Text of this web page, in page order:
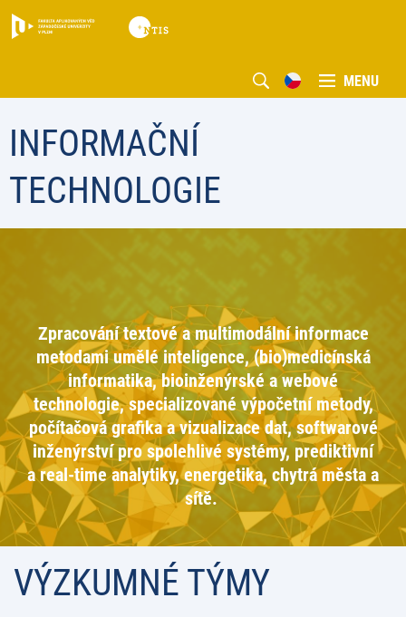
MENU
INFORMAČNÍ
TECHNOLOGIE
Zpracování textové a multimodální informace
metodami umělé inteligence, (bio)medicínská
informatika, bioinženýrské a webové
technologie, specializované výpočetní metody,
počítačová grafika a vizualizace dat, softwarové
inženýrství pro spolehlivé systémy, prediktivní
a real-time analytiky, energetika, chytrá města a
sítě.
VÝZKUMNÉ TÝMY